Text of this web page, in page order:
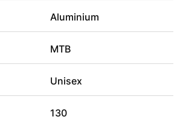
Aluminium
MTB
Unisex
130